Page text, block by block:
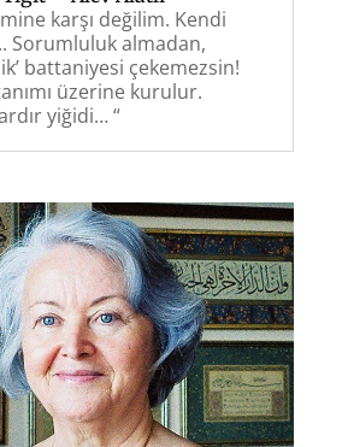
karşı değilim. Kendi
Sorumluluk almadan,
battaniyesi çekemezsin!
üzerine kurulur.
yiğidi… “